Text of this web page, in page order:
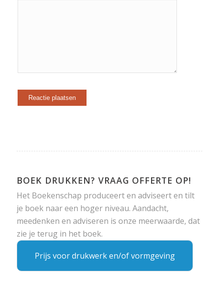
BOEK DRUKKEN? VRAAG OFFERTE OP!
Het Boekenschap produceert en adviseert en tilt
je boek naar een hoger niveau. Aandacht,
meedenken en adviseren is onze meerwaarde, dat
zie je terug in het boek.
Prijs voor drukwerk en/of vormgeving